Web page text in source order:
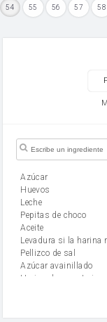
54 55 56 57 58
Azúcar
huevos
leche
Pepitas de choco
aceite
Levadura si la harina
Pellizco de sal
Azúcar avainillado
Harina de reposteria
mantequilla